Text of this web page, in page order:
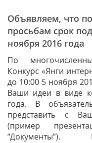
Объявляем, что
просьбам срок
ноября 2016 года
По
Конкурс «Янги
до 10:00 5 ноября
Ваши идеи в виде
года. В
представить с
(пример
“Документы”).